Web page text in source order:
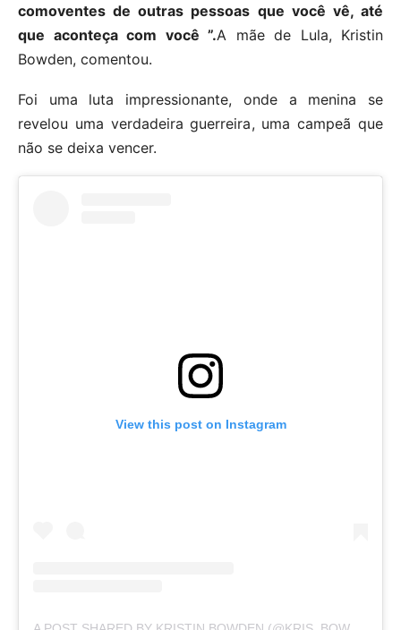
comoventes de outras pessoas que você vê, até
que aconteça com você ”.A mãe de Lula, Kristin
Bowden, comentou.
Foi uma luta impressionante, onde a menina se
revelou uma verdadeira guerreira, uma campeã que
não se deixa vencer.
View this post on Instagram